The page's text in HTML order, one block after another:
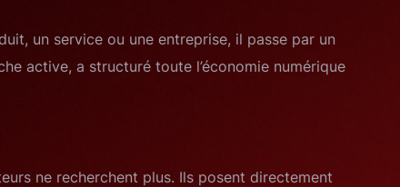
un service ou une entreprise, il passe par un
active, a structuré toute l’économie numérique
ne recherchent plus. Ils posent directement